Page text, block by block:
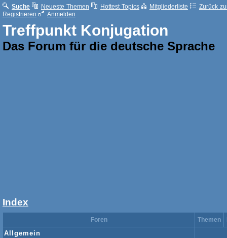
Suche Neueste Themen Hottest Topics Mitgliederliste
Zurück
Registrieren
Anmelden
Treffpunkt Konjugation
Das Forum für die deutsche Sprache
Index
Foren Themen
Allgemein